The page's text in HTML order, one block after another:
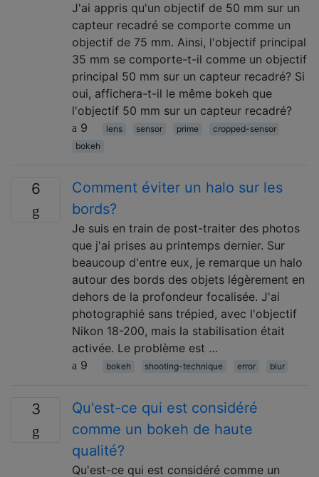
J'ai appris qu'un objectif de 50 mm sur un
capteur recadré se comporte comme un
objectif de 75 mm. Ainsi, l'objectif principal
35 mm se comporte-t-il comme un objectif
principal 50 mm sur un capteur recadré? Si
oui, affichera-t-il le même bokeh que
l'objectif 50 mm sur un capteur recadré?
9
lens sensor prime
cropped-sensor
bokeh
6
Comment éviter un halo sur les
bords?
Je suis en train de post-traiter des photos
que j'ai prises au printemps dernier. Sur
beaucoup d'entre eux, je remarque un halo
autour des bords des objets légèrement en
dehors de la profondeur focalisée. J'ai
photographié sans trépied, avec l'objectif
Nikon 18-200, mais la stabilisation était
activée. Le problème est …
9
bokeh shooting-technique error blur
3
Qu'est-ce qui est considéré
comme un bokeh de haute
qualité?
Qu'est-ce qui est considéré comme un